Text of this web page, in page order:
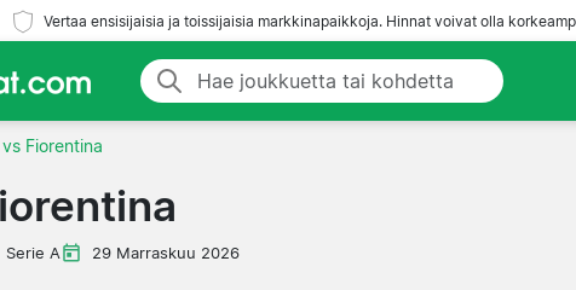
Vertaa ensisijaisia ja toissijaisia markkinapaikkoja. Hinnat voivat olla
Fiorentina
Serie A 29 Marraskuu 2026